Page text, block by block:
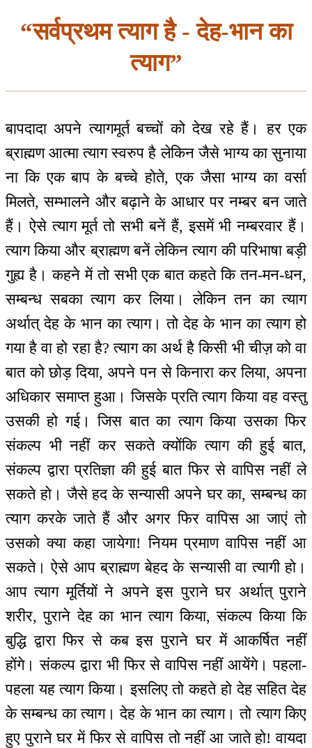
“सर्वप्रथम त्याग है - देह-भान का
त्याग”
बापदादा अपने त्यागमूर्त बच्चों को देख रहे हैं। हर एक
ब्राह्मण आत्मा त्याग स्वरुप है लेकिन जैसे भाग्य का सुनाया
ना कि एक बाप के बच्चे होते, एक जैसा भाग्य का वर्सा
मिलते, सम्भालने और बढ़ाने के आधार पर नम्बर बन जाते
हैं। ऐसे त्याग मूर्त तो सभी बनें हैं, इसमें भी नम्बरवार हैं।
त्याग किया और ब्राह्मण बनें लेकिन त्याग की परिभाषा बड़ी
गुह्य है। कहने में तो सभी एक बात कहते कि तन-मन-धन,
सम्बन्ध सबका त्याग कर लिया। लेकिन तन का त्याग
अर्थात् देह के भान का त्याग। तो देह के भान का त्याग हो
गया है वा हो रहा है? त्याग का अर्थ है किसी भी चीज़ को वा
बात को छोड़ दिया, अपने पन से किनारा कर लिया, अपना
अधिकार समाप्त हुआ। जिसके प्रति त्याग किया वह वस्तु
उसकी हो गई। जिस बात का त्याग किया उसका फिर
संकल्प भी नहीं कर सकते क्योंकि त्याग की हुई बात,
संकल्प द्वारा प्रतिज्ञा की हुई बात फिर से वापिस नहीं ले
सकते हो। जैसे हद के सन्यासी अपने घर का, सम्बन्ध का
त्याग करके जाते हैं और अगर फिर वापिस आ जाएं तो
उसको क्या कहा जायेगा! नियम प्रमाण वापिस नहीं आ
सकते। ऐसे आप ब्राह्मण बेहद के सन्यासी वा त्यागी हो।
आप त्याग मूर्तियों ने अपने इस पुराने घर अर्थात् पुराने
शरीर, पुराने देह का भान त्याग किया, संकल्प किया कि
बुद्धि द्वारा फिर से कब इस पुराने घर में आकर्षित नहीं
होंगे। संकल्प द्वारा भी फिर से वापिस नहीं आयेंगे। पहला-
पहला यह त्याग किया। इसलिए तो कहते हो देह सहित देह
के सम्बन्ध का त्याग। देह के भान का त्याग। तो त्याग किए
हुए पुराने घर में फिर से वापिस तो नहीं आ जाते हो! वायदा